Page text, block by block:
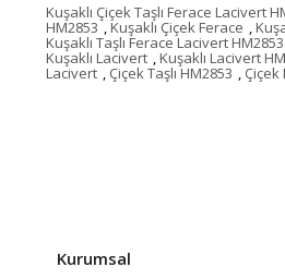
Kuşaklı Çiçek Taşlı Ferace Lacivert
HM2853 ,Kuşaklı Çiçek Ferace ,
Kuşaklı Taşlı Ferace Lacivert HM2853
Kuşaklı Lacivert ,Kuşaklı Lacivert
Lacivert , Çiçek Taşlı HM2853 , Çiçek
Kurumsal